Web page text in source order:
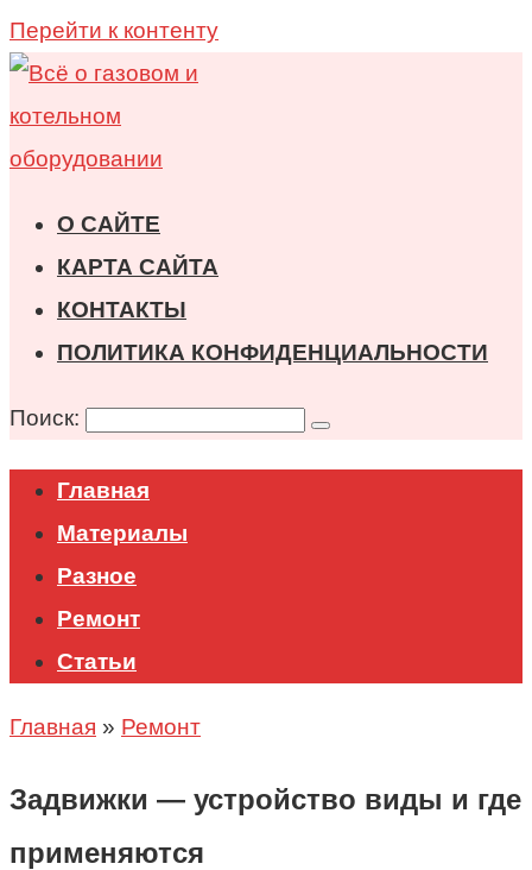
Перейти к контенту
О САЙТЕ
КАРТА САЙТА
КОНТАКТЫ
ПОЛИТИКА КОНФИДЕНЦИАЛЬНОСТИ
Поиск:
Главная
Материалы
Разное
Ремонт
Статьи
Главная » Ремонт
Задвижки — устройство виды и где
применяются